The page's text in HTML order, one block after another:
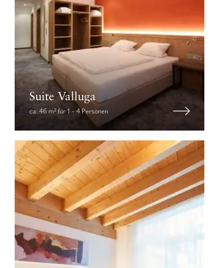
Suite Valluga
ca. 46 m² für 1 – 4 Personen